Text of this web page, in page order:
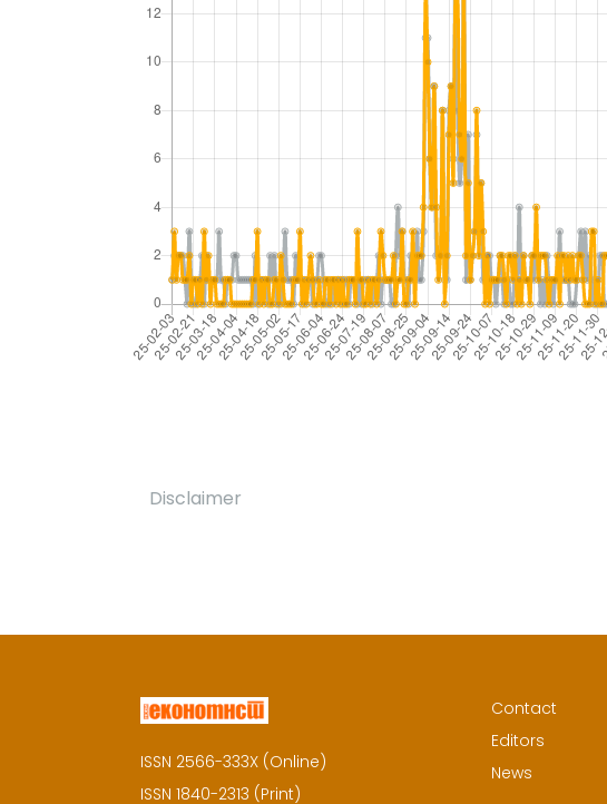
Disclaimer
ISSN 2566-333X (Online)
ISSN 1840-2313 (Print)
Contact
Editors
News